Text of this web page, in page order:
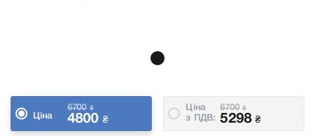
Ціна
6700 ₴
4800 ₴
Ціна
з ПДВ:
6700 ₴
5298 ₴